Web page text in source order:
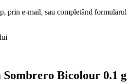
prin e-mail, sau completând formularul
Sombrero Bicolour 0.1 g